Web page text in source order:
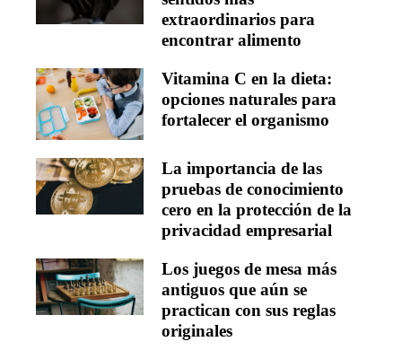
extraordinarios para
encontrar alimento
Vitamina C en la dieta:
opciones naturales para
fortalecer el organismo
La importancia de las
pruebas de conocimiento
cero en la protección de la
privacidad empresarial
Los juegos de mesa más
antiguos que aún se
practican con sus reglas
originales